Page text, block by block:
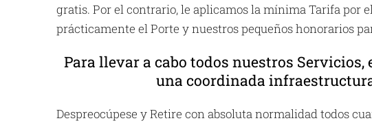
gratis. Por el contrario, le aplicamos la mínima Tarifa por
prácticamente el Porte y nuestros pequeños honorarios
Para llevar a cabo todos nuestros
una coordinada
Despreocúpese y Retire con absoluta normalidad todos